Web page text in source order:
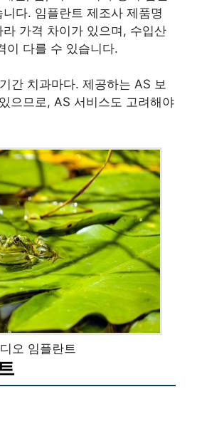
다. 임플란트 제조사 제품명
가격 차이가 있으며, 수입산
이 다를 수 있습니다.
간 치과마다. 제공하는 AS 보
으므로, AS 서비스도 고려해야
디오 임플란트